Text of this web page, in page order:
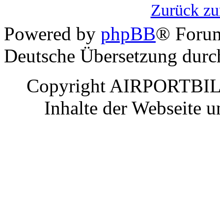
Zurück
Powered by phpBB®
Deutsche Übersetzung
Copyright
Inhalte der Webseite